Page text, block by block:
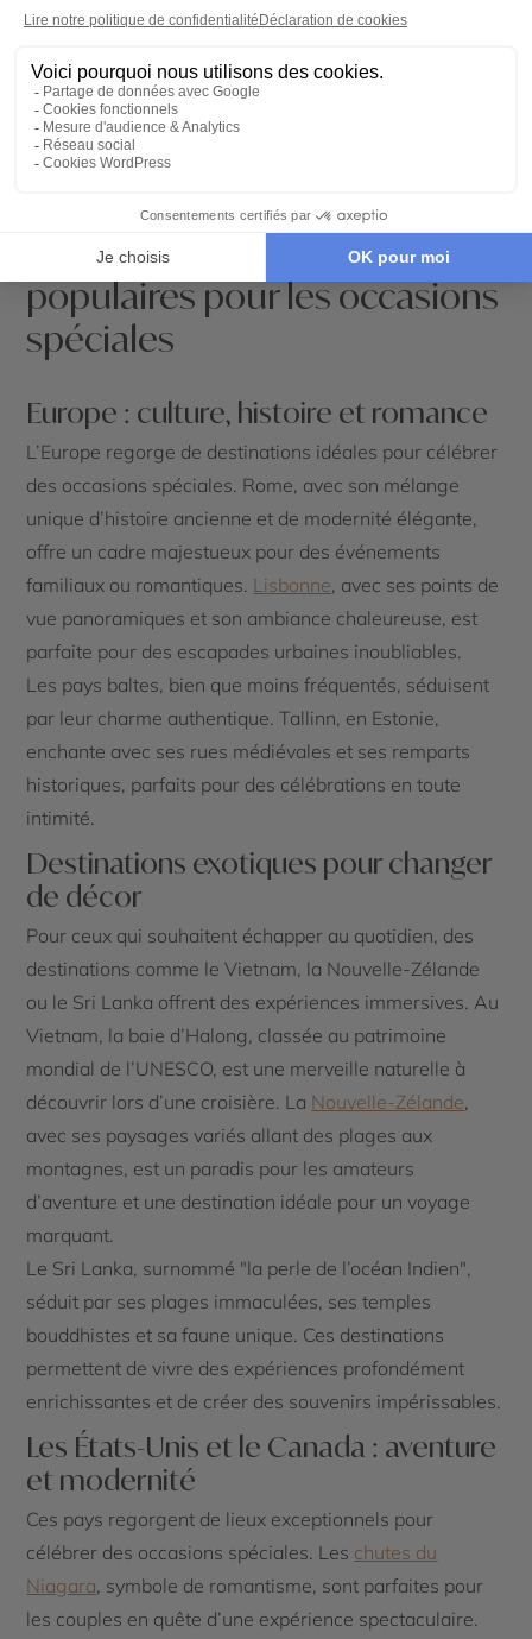
Les destinations les plus
populaires pour les occasions
spéciales
Europe : culture, histoire et romance
L’Europe regorge de destinations idéales pour célébrer
des occasions spéciales. Rome, avec son mélange
unique d’histoire ancienne et de modernité élégante,
offre un cadre majestueux pour des événements
familiaux ou romantiques. Lisbonne, avec ses points de
vue panoramiques et son ambiance chaleureuse, est
parfaite pour des escapades urbaines inoubliables.
Les pays baltes, bien que moins fréquentés, séduisent
par leur charme authentique. Tallinn, en Estonie,
enchante avec ses rues médiévales et ses remparts
historiques, parfaits pour des célébrations en toute
intimité.
Destinations exotiques pour changer
de décor
Pour ceux qui souhaitent échapper au quotidien, des
destinations comme le Vietnam, la Nouvelle-Zélande
ou le Sri Lanka offrent des expériences immersives. Au
Vietnam, la baie d’Halong, classée au patrimoine
mondial de l’UNESCO, est une merveille naturelle à
découvrir lors d’une croisière. La Nouvelle-Zélande,
avec ses paysages variés allant des plages aux
montagnes, est un paradis pour les amateurs
d’aventure et une destination idéale pour un voyage
marquant.
Le Sri Lanka, surnommé "la perle de l’océan Indien",
séduit par ses plages immaculées, ses temples
bouddhistes et sa faune unique. Ces destinations
permettent de vivre des expériences profondément
enrichissantes et de créer des souvenirs impérissables.
Les États-Unis et le Canada : aventure
et modernité
Ces pays regorgent de lieux exceptionnels pour
célébrer des occasions spéciales. Les chutes du
Niagara, symbole de romantisme, sont parfaites pour
les couples en quête d’une expérience spectaculaire.